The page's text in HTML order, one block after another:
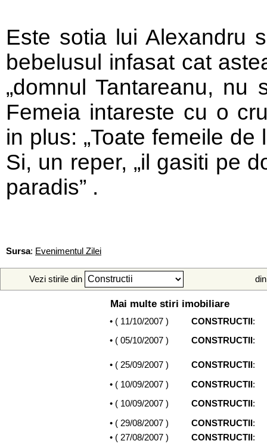
Este sotia lui Alexandru
bebelusul infasat cat
„domnul Tantareanu,
Femeia intareste cu o
in plus: „Toate femeile
Si, un reper, „il gasiti pe
paradis” .
Sursa: Evenimentul Zilei
Vezi stirile din
Mai multe stiri imobiliare
• ( 11/10/2007 ) CONSTRUCTII:
• ( 05/10/2007 ) CONSTRUCTII:
• ( 25/09/2007 ) CONSTRUCTII:
• ( 10/09/2007 ) CONSTRUCTII:
• ( 10/09/2007 ) CONSTRUCTII:
• ( 29/08/2007 ) CONSTRUCTII:
• ( 27/08/2007 ) CONSTRUCTII: